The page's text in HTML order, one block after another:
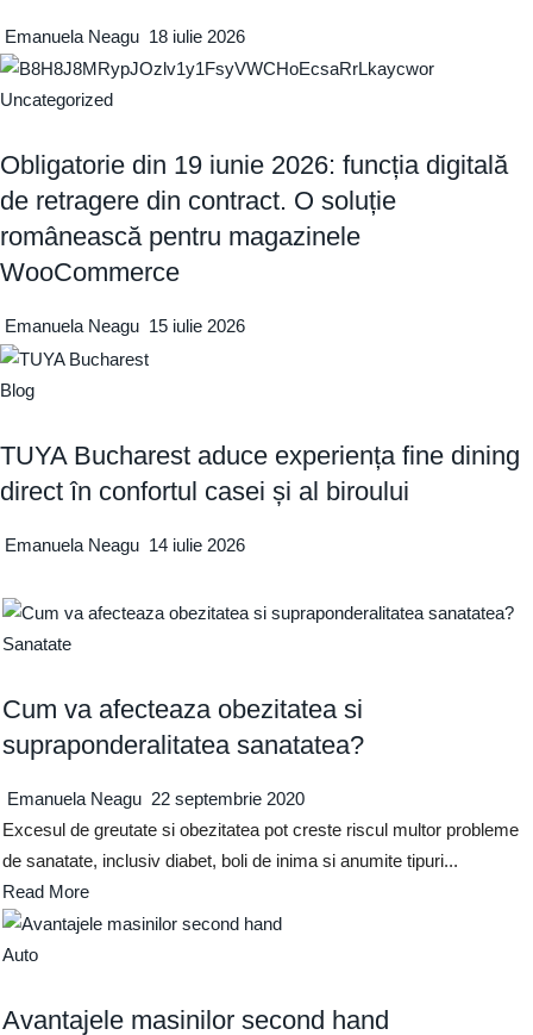
Emanuela Neagu 18 iulie 2026
Uncategorized
Obligatorie din 19 iunie 2026: funcția digitală
de retragere din contract. O soluție
românească pentru magazinele
WooCommerce
Emanuela Neagu 15 iulie 2026
Blog
TUYA Bucharest aduce experiența fine dining
direct în confortul casei și al biroului
Emanuela Neagu 14 iulie 2026
Sanatate
Cum va afecteaza obezitatea si
supraponderalitatea sanatatea?
Emanuela Neagu 22 septembrie 2020
Excesul de greutate si obezitatea pot creste riscul multor probleme
de sanatate, inclusiv diabet, boli de inima si anumite tipuri...
Read More
Auto
Avantajele masinilor second hand